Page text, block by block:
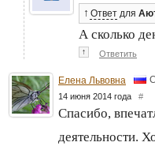
↑ Ответ для
А сколько
↑ Ответить
Елена Львовна
14 июня 2014 года #
Спасибо,
деятельности.